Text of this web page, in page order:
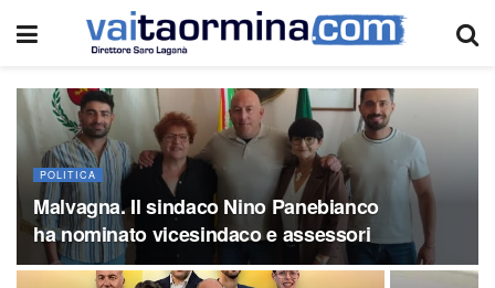
POLITICA
Malvagna. Il sindaco Nino Panebianco
ha nominato vicesindaco e assessori